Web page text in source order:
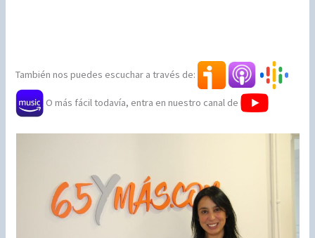
También nos puedes escuchar a través de:
O más fácil todavía, entra en nuestro canal de